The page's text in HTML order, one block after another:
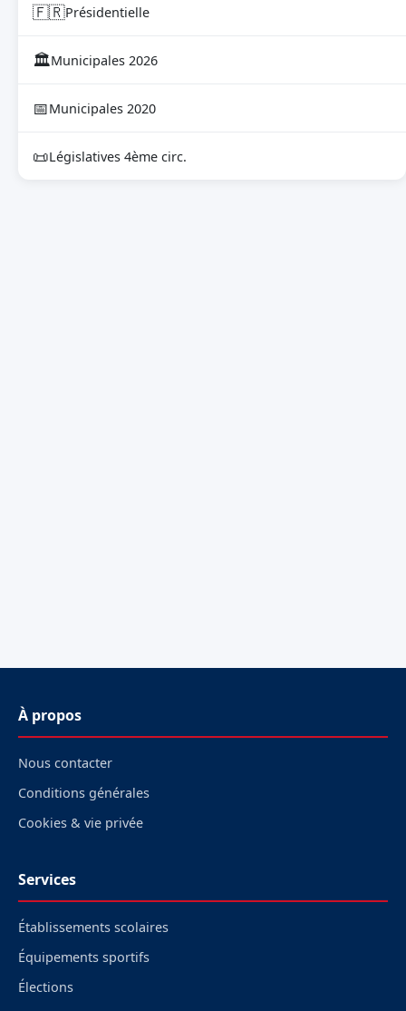
🇫🇷Présidentielle
🏛Municipales 2026
📅Municipales 2020
📜Législatives 4ème circ.
À propos
Nous contacter
Conditions générales
Cookies & vie privée
Services
Établissements scolaires
Équipements sportifs
Élections